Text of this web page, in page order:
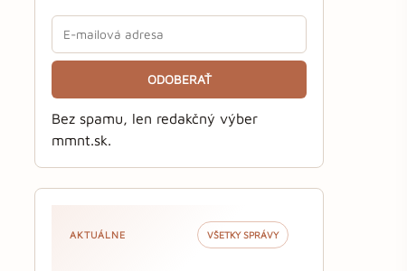
ODOBERAŤ
Bez spamu, len redakčný výber
mmnt.sk.
AKTUÁLNE VŠETKY SPRÁVY